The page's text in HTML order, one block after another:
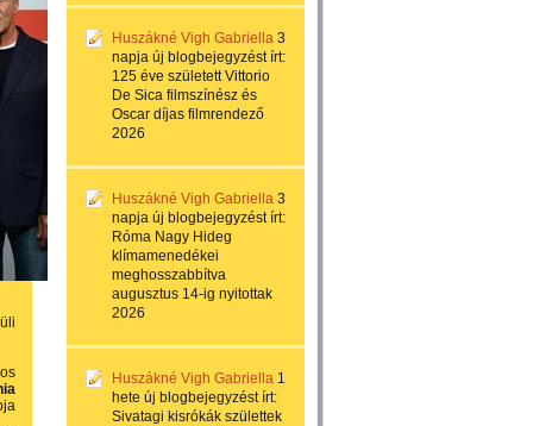
Huszákné Vigh Gabriella 3
napja új blogbejegyzést írt:
125 éve született Vittorio
De Sica filmszínész és
Oscar díjas filmrendező
2026
Huszákné Vigh Gabriella 3
napja új blogbejegyzést írt:
Róma Nagy Hideg
klímamenedékei
meghosszabbítva
augusztus 14-ig nyitottak
2026
Huszákné Vigh Gabriella 1
hete új blogbejegyzést írt:
Sivatagi kisrókák születtek